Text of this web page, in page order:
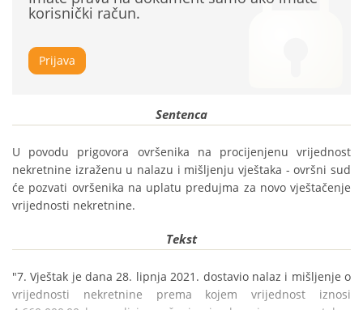
korisnički račun.
Prijava
Sentenca
U povodu prigovora ovršenika na procijenjenu vrijednost
nekretnine izraženu u nalazu i mišljenju vještaka - ovršni sud
će pozvati ovršenika na uplatu predujma za novo vještačenje
vrijednosti nekretnine.
Tekst
"7. Vještak je dana 28. lipnja 2021. dostavio nalaz i mišljenje o
vrijednosti nekretnine prema kojem vrijednost iznosi